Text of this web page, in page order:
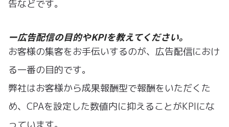
告などです。
ー広告配信の目的やKPIを教えてください。
お客様の集客をお手伝いするのが、広告配信におけ
る一番の目的です。
弊社はお客様から成果報酬型で報酬をいただくた
め、CPAを設定した数値内に抑えることがKPIにな